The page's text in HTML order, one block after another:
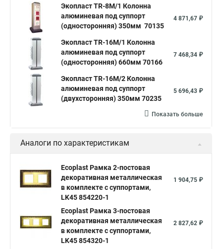
Экопласт TR-8M/1 Колонна
алюминевая под суппорт
(односторонняя) 350мм 70135
4 871,67 ₽
Экопласт TR-16M/1 Колонна
алюминевая под суппорт
(односторонняя) 660мм 70166
7 468,34 ₽
Экопласт TR-16M/2 Колонна
алюминевая под суппорт
(двухсторонняя) 350мм 70235
5 696,43 ₽
Показать больше
Аналоги по характеристикам
Ecoplast Рамка 2-постовая
декоративная металлическая
в комплекте с суппортами,
LK45 854220-1
1 904,75 ₽
Ecoplast Рамка 3-постовая
декоративная металлическая
в комплекте с суппортами,
LK45 854320-1
2 827,62 ₽